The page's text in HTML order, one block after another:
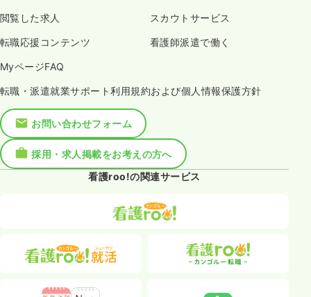
閲覧した求人 スカウトサービス
転職応援コンテンツ 看護師派遣で働く
MyページFAQ
転職・派遣就業サポート利用規約および個人情報保護方針
お問い合わせフォーム
採用・求人掲載をお考えの方へ
看護roo!の関連サービス